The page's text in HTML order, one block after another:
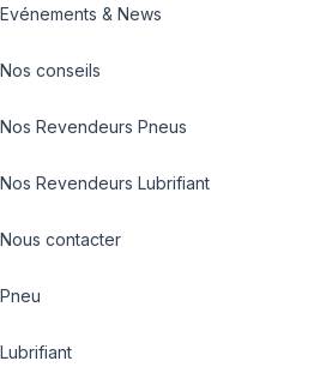
Evénements & News
Nos conseils
Nos Revendeurs Pneus
Nos Revendeurs Lubrifiant
Nous contacter
Pneu
Lubrifiant